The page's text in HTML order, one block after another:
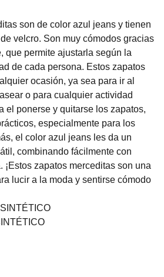
son de color azul jeans y tienen
velcro. Son muy cómodos gracias
que permite ajustarla según la
de cada persona. Estos zapatos
ocasión, ya sea para ir al
o para cualquier actividad
el ponerse y quitarse los zapatos,
especialmente para los
el color azul jeans les da un
combinando fácilmente con
¡Estos zapatos merceditas son una
lucir a la moda y sentirse cómodo